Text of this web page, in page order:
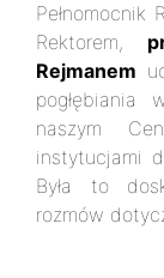
Pełnomocnik
Rektorem,
Rejmanem
pogłębiania
naszym
instytucjami
Była to
rozmów